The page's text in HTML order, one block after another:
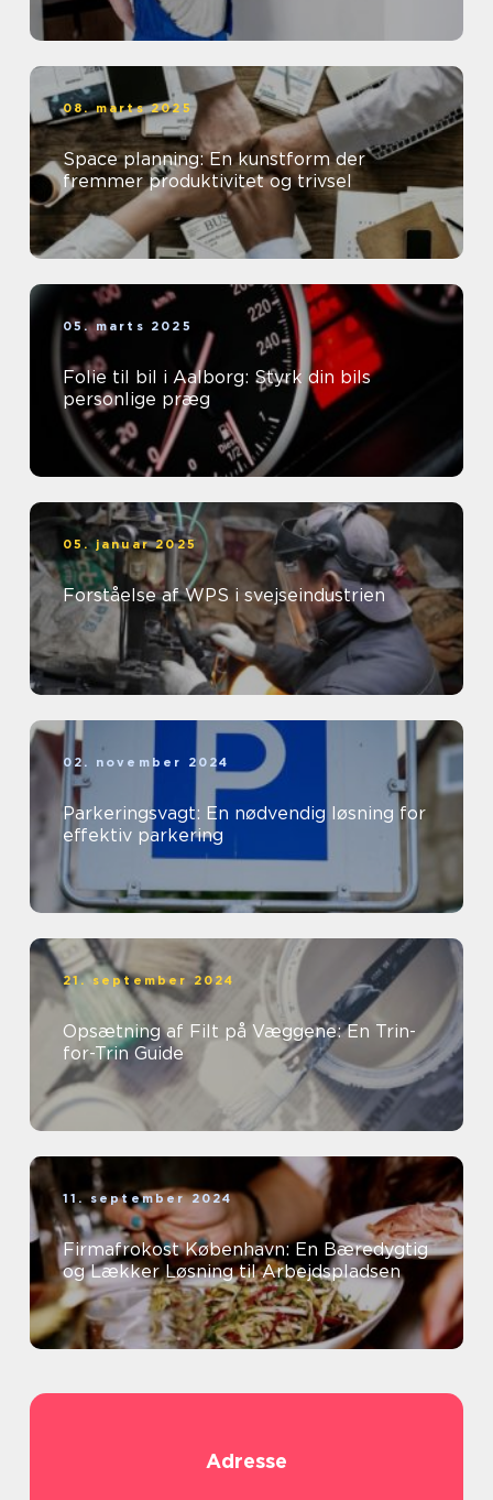
08. marts 2025
Space planning: En kunstform der
fremmer produktivitet og trivsel
05. marts 2025
Folie til bil i Aalborg: Styrk din bils
personlige præg
05. januar 2025
Forståelse af WPS i svejseindustrien
02. november 2024
Parkeringsvagt: En nødvendig løsning for
effektiv parkering
21. september 2024
Opsætning af Filt på Væggene: En Trin-
for-Trin Guide
11. september 2024
Firmafrokost København: En Bæredygtig
og Lækker Løsning til Arbejdspladsen
Adresse